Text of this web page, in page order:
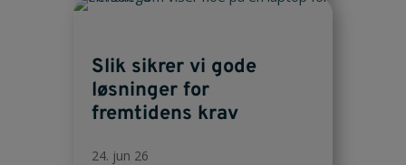
Slik sikrer vi gode
løsninger for
fremtidens krav
24. jun 26